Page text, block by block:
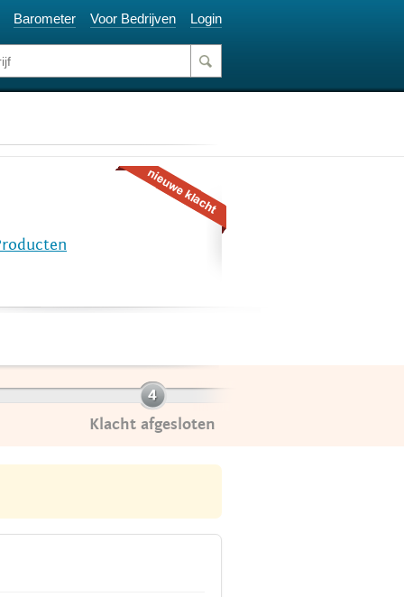
Barometer Voor Bedrijven Login
Klacht afgesloten